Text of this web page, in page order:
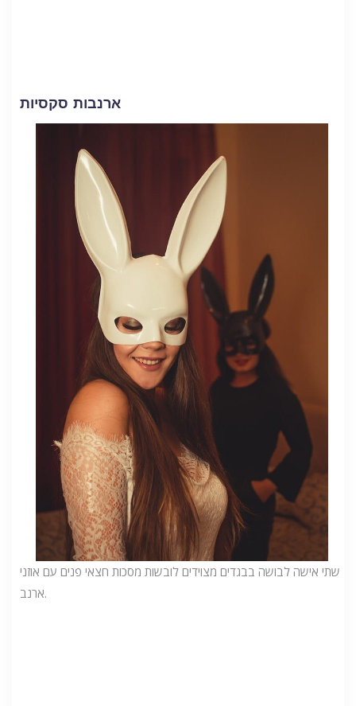
ארנבות סקסיות
שתי אישה לבושה בבגדים מצוידים לובשות מסכות חצאי פנים עם אוזני
ארנב.